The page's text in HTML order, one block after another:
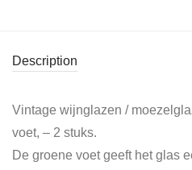
Description
Vintage wijnglazen /
voet, – 2 stuks.
De groene voet geeft het glas